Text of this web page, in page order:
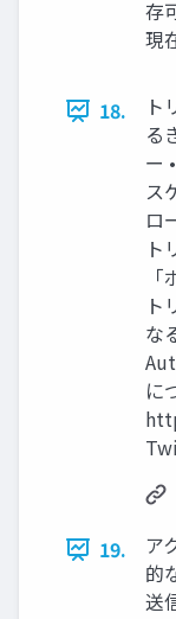
存
現
18.
ト
る
ー
ス
ロ
ト
ト
な
に
19.
ア
的
送